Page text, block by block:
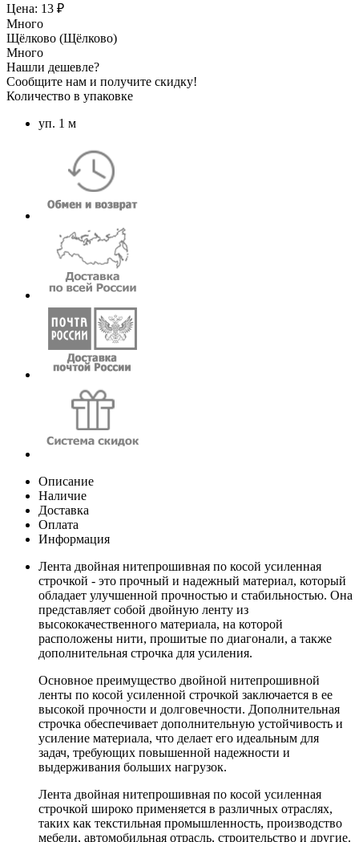
Цена: 13 ₽
Много
Щёлково (Щёлково)
Много
Нашли дешевле?
Сообщите нам и получите скидку!
Количество в упаковке
уп. 1 м
Описание
Наличие
Доставка
Оплата
Информация
Лента двойная нитепрошивная по косой усиленная
строчкой - это прочный и надежный материал, который
обладает улучшенной прочностью и стабильностью. Она
представляет собой двойную ленту из
высококачественного материала, на которой
расположены нити, прошитые по диагонали, а также
дополнительная строчка для усиления.
Основное преимущество двойной нитепрошивной
ленты по косой усиленной строчкой заключается в ее
высокой прочности и долговечности. Дополнительная
строчка обеспечивает дополнительную устойчивость и
усиление материала, что делает его идеальным для
задач, требующих повышенной надежности и
выдерживания больших нагрузок.
Лента двойная нитепрошивная по косой усиленная
строчкой широко применяется в различных отраслях,
таких как текстильная промышленность, производство
мебели, автомобильная отрасль, строительство и другие.